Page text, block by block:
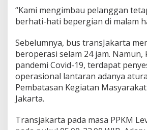
“Kami mengimbau pelanggan
berhati-hati bepergian di malam
Sebelumnya, bus transJakarta
beroperasi selam 24 jam. Namun,
pandemi Covid-19, terdapat
operasional lantaran adanya
Pembatasan Kegiatan Masyarakat
Jakarta.
Transjakarta pada masa PPKM